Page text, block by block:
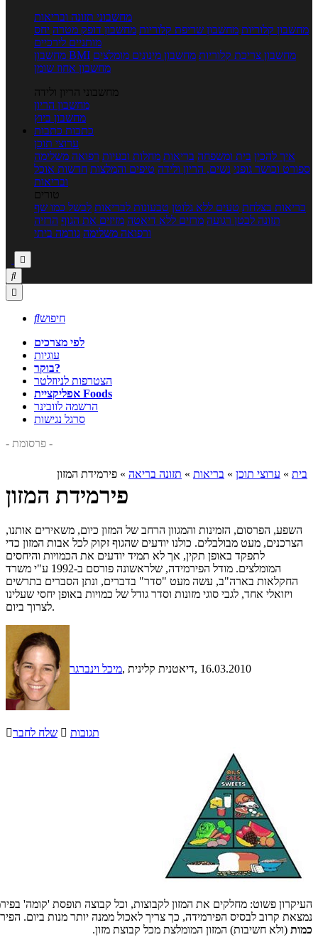
מחשבוני תזונה ובריאות
מחשבון קלוריות מחשבון שריפת קלוריות מחשבון דופק מטרה יחס
מותניים לירכיים
מחשבון BMI
מחשבון צריכת קלוריות מחשבון מינונים מומלצים
מחשבון אחוז שומן
מחשבוני הריון ולידה
מחשבון הריון
מחשבון ביוץ
כתבות כתבות
ערוצי תוכן
איך להכין בית ומשפחה בריאות מחלות ובעיות רפואה משלימה
ספורט וכושר גופני נשים, הריון ולידה טיפים והמלצות חדשות אוכל
ובריאות
טורים
בריאות בצלחת טעים ללא גלוטן טבעונות לבריאות לבשל כמו שף
תזונה לבטן רגועה מרזים ללא דיאטה מזיזים את הגוף הרזיה
ורפואה משלימה גורמה ביתי



חיפוש
לפי מצרכים
עוגיות
בוקר?
הצטרפות לניוזלטר
אפליקציית Foods
הרשמה לוובינר
סרגל נגישות
- פרסומת -
בית » ערוצי תוכן » בריאות » תזונה בריאה » פירמידת המזון
פירמידת המזון
השפע, הפרסום, הזמינות והמגוון הרחב של המזון כיום, משאירים אותנו,
הצרכנים, מעט מבולבלים. כולנו יודעים שהגוף זקוק לכל אבות המזון כדי
לתפקד באופן תקין, אך לא תמיד יודעים את הכמויות והיחסים
המומלצים. מודל הפירמידה, שלראשונה פורסם ב-1992 ע"י משרד
החקלאות בארה"ב, עשה מעט "סדר" בדברים, ונתן הסברים בתרשים
ויזואלי אחד, לגבי סוגי מזונות וסדר גודל של כמויות באופן יחסי שעלינו
לצרוך ביום.
מיכל וינברגר , דיאטנית קלינית, 16.03.2010
שלח לחבר  תגובות
העיקרון פשוט: מחלקים את המזון לקבוצות, וכל קבוצה תופסת 'קומה'
נמצאת קרוב לבסיס הפירמידה, כך צריך לאכול ממנה יותר מנות ביום.
כמות (ולא חשיבות) המזון המומלצת מכל קבוצת מזון.